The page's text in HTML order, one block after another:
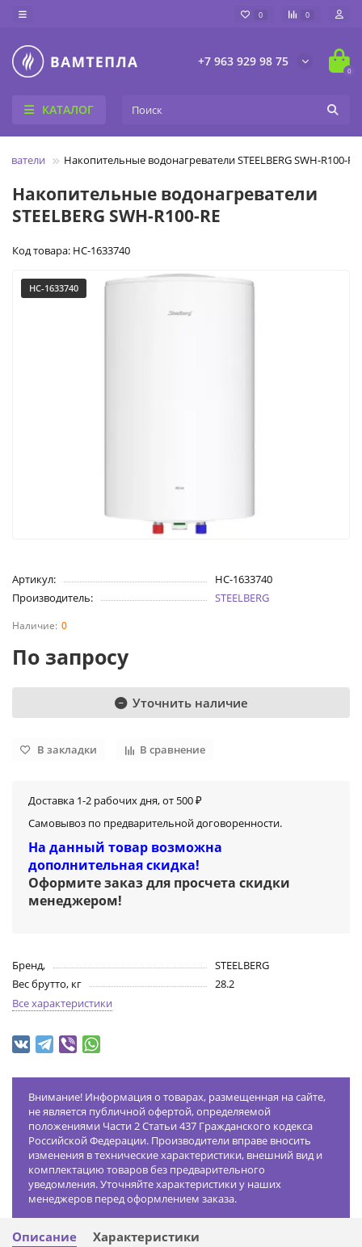
0 0
+7 963 929 98 75
0
КАТАЛОГ
Накопительные водонагреватели STEELBERG SWH-R100-RE
Накопительные водонагреватели
STEELBERG SWH-R100-RE
Код товара: НС-1633740
НС-1633740
Артикул:
НС-1633740
Производитель:
STEELBERG
0
По запросу
Уточнить наличие
В закладки В сравнение
Доставка 1-2 рабочих дня, от 500 ₽
Самовывоз по предварительной договоренности.
На данный товар возможна
дополнительная скидка!
Оформите заказ для просчета скидки
менеджером!
Бренд,
STEELBERG
Вес брутто, кг
28.2
Все характеристики
Внимание! Информация о товарах, размещенная на сайте,
не является публичной офертой, определяемой
положениями Части 2 Статьи 437 Гражданского кодекса
Российской Федерации. Производители вправе вносить
изменения в технические характеристики, внешний вид и
комплектацию товаров без предварительного
уведомления. Уточняйте характеристики у наших
менеджеров перед оформлением заказа.
Описание Характеристики